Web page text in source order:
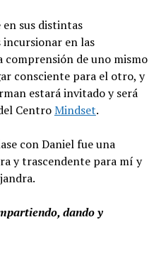
sus distintas
incursionar en las
de uno mismo
consciente para el otro, y
estará invitado y será
CentroMindset.
con Daniel fue una
y trascendente para mí y
dando y